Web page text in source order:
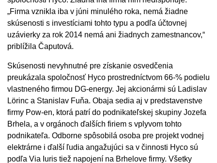
„Firma vznikla iba v júni minulého roka, nemá žiadne
skúsenosti s investíciami tohto typu a podľa účtovnej
uzávierky za rok 2014 nemá ani žiadnych zamestnancov,“
priblížila Čaputová.
Skúsenosti nevyhnutné pre získanie osvedčenia
preukázala spoločnosť Hyco prostredníctvom 66-% podielu
vlastneného firmou DG-energy. Jej akcionármi sú Ladislav
Lörinc a Stanislav Fuňa. Obaja sedia aj v predstavenstve
firmy Pow-en, ktorá patrí do podnikateľskej skupiny Jozefa
Brhela, a v orgánoch ďalších firiem s vplyvom tohto
podnikateľa. Odborne spôsobilá osoba pre projekt vodnej
elektrárne i ďalší ľudia angažujúci sa v činnosti Hyco sú
podľa Via Iuris tiež napojení na Brhelove firmy. Všetky